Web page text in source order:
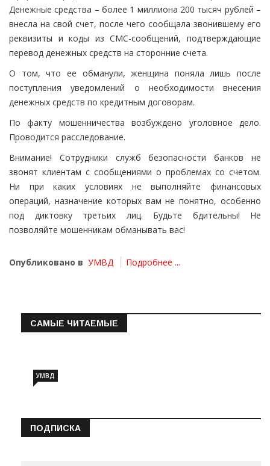
Денежные средства – более 1 миллиона 200 тысяч рублей –
внесла на свой счет, после чего сообщала звонившему его
реквизиты и коды из СМС-сообщений, подтверждающие
перевод денежных средств на сторонние счета.
О том, что ее обманули, женщина поняла лишь после
поступления уведомлений о необходимости внесения
денежных средств по кредитным договорам.
По факту мошенничества возбуждено уголовное дело.
Проводится расследование.
Внимание! Сотрудники служб безопасности банков не
звонят клиентам с сообщениями о проблемах со счетом.
Ни при каких условиях не выполняйте финансовых
операций, назначение которых вам не понятно, особенно
под диктовку третьих лиц. Будьте бдительны! Не
позволяйте мошенникам обманывать вас!
Опубликовано в УМВД Подробнее ...
САМЫЕ ЧИТАЕМЫЕ
УМВД
ПОДПИСКА